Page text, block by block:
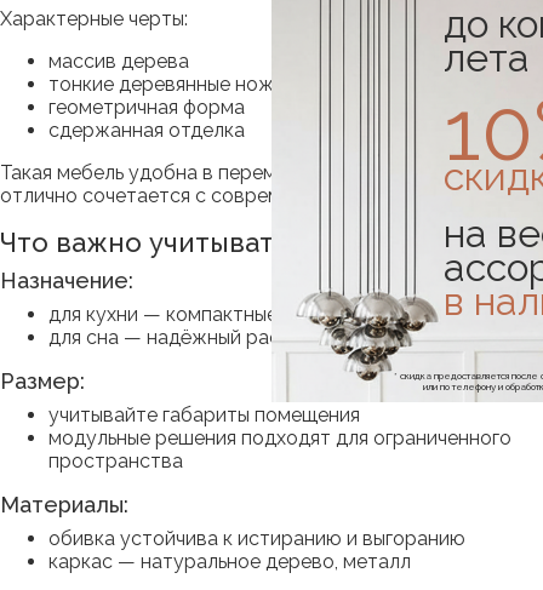
Характерные черты:
массив дерева
тонкие деревянные ножки
геометричная форма
сдержанная отделка
Такая мебель удобна в перемещении, облегчает уборку,
отлично сочетается с современной техникой и декором.
Что важно учитывать при покупке
Назначение:
для кухни — компактные, влагостойкие модели
для сна — надёжный раскладной механизм
Размер:
учитывайте габариты помещения
модульные решения подходят для ограниченного
пространства
Материалы:
обивка устойчива к истиранию и выгоранию
каркас — натуральное дерево, металл
до
лета
на
в
* скидка предоставляется
или по телефону и